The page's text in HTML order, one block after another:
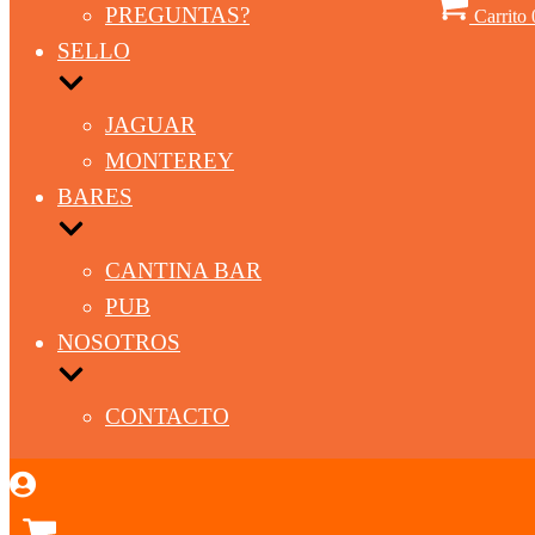
PREGUNTAS?
SELLO
JAGUAR
MONTEREY
BARES
CANTINA BAR
PUB
NOSOTROS
CONTACTO
Carrito